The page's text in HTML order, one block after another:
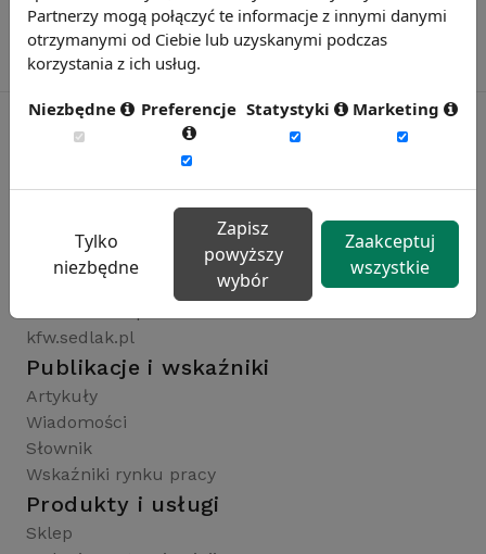
wynagrodzenia.pl
raportyplacowe.pl
badaniaHR.pl
kfw.sedlak.pl
Publikacje i wskaźniki
Artykuły
Wiadomości
Słownik
Wskaźniki rynku pracy
Produkty i usługi
Sklep
Partnerzy mogą połączyć te informacje z innymi danymi
otrzymanymi od Ciebie lub uzyskanymi podczas
korzystania z ich usług.
Niezbędne Preferencje Statystyki Marketing
Tylko
niezbędne
Zapisz
powyższy
wybór
Zaakceptuj
wszystkie